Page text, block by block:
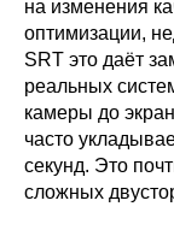
на изменения
оптимизации,
SRT это даёт
реальных
камеры до
часто
секунд. Это
сложных